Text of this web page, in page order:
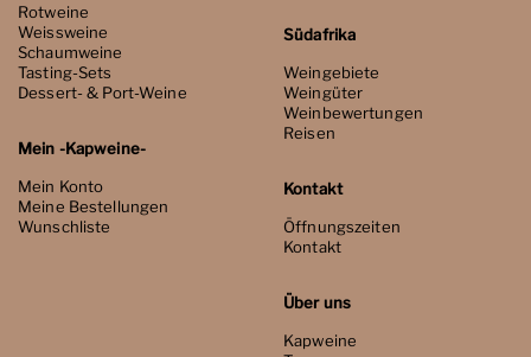
Rotweine
Weissweine
Schaumweine
Tasting-Sets
Dessert- & Port-Weine
Mein -Kapweine-
Mein Konto
Meine Bestellungen
Wunschliste
Südafrika
Weingebiete
Weingüter
Weinbewertungen
Reisen
Kontakt
Öffnungszeiten
Kontakt
Über uns
Kapweine